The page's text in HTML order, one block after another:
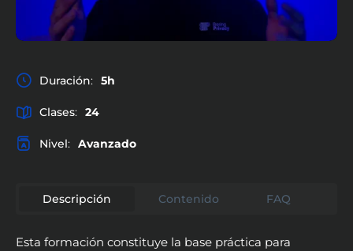
Mute Settings
Duración: 5h
Clases: 24
Nivel: Avanzado
Descripción Contenido FAQ
Esta formación constituye la base práctica para